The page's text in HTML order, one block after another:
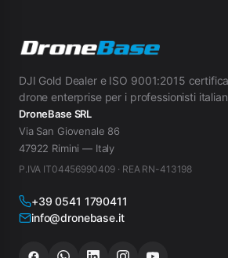
DJI Gold Dealer e ISO 9001:2015
drone enterprise per i professionisti
DroneBase SRL
Via San Giovenale 86
47922 Rimini — Italy
P.IVA IT04456990409 · REA RN-413198
+39 0541 1790411
info@dronebase.it